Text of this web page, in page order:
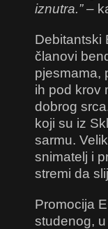
iznutra.” –
Debitantski
članovi
pjesmama,
ih pod krov
dobrog
koji su iz
sarmu.
snimatelj i
stremi da
Promocija
studenog,